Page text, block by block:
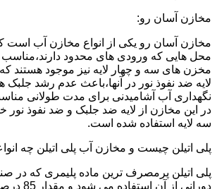
مخازن آسان رو:
مخازن آسان رو یکی از انواع مخازن آب
محل هایی که ورودی های محدود
مخزن های سه و چهار لایه نیز موجود هستند که
لایه ضد نفوذ نور در آنها،باعث عدم رشد جلبک
نگهداری آب آشامیدنی برای مدت طولانی
در این مخازن از لایه ضد جلبک و ضد نفوذ
سه لایه استفاده شده است.
پلی اتیلن چیست و مخازن آب پلی اتیلن چه
پلی اتیلن پرمصرف ترین ماده پلیمری که در
دورانی از